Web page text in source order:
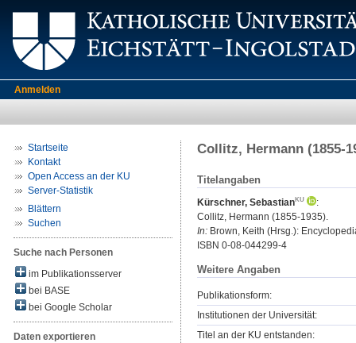
Anmelden
Startseite
Kontakt
Open Access an der KU
Server-Statistik
Blättern
Suchen
Suche nach Personen
im Publikationsserver
bei BASE
bei Google Scholar
Daten exportieren
Collitz, Hermann (1855-
Titelangaben
Kürschner, Sebastian
:
Collitz, Hermann (1855-1935).
In: Brown, Keith (Hrsg.):
ISBN 0-08-044299-4
Weitere Angaben
Publikationsform:
Institutionen der Universität:
Titel an der KU entstanden: